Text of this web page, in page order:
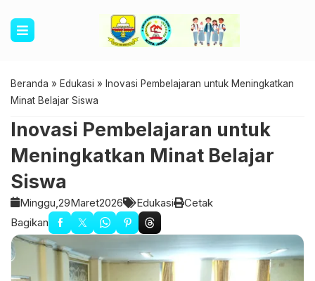
Beranda » Edukasi » Inovasi Pembelajaran untuk Meningkatkan
Minat Belajar Siswa
Inovasi Pembelajaran untuk
Meningkatkan Minat Belajar
Siswa
Minggu, 29Maret2026 Edukasi
Cetak
Bagikan